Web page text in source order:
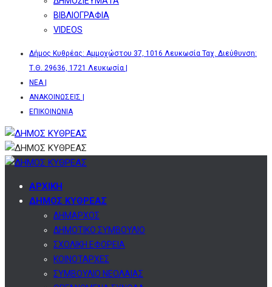
ΒΙΒΛΙΟΓΡΑΦΙΑ
VIDEOS
Δήμος Κυθρέας: Αμμοχώστου 37, 1016 Λευκωσία Ταχ. Διεύθυνση:
Τ.Θ. 29636, 1721 Λευκωσία |
ΝΕΑ |
ΑΝΑΚΟΙΝΩΣΕΙΣ |
ΕΠΙΚΟΙΝΩΝΙΑ
ΑΡΧΙΚΗ
ΔΗΜΟΣ ΚΥΘΡΕΑΣ
ΔΗΜΑΡΧΟΣ
ΔΗΜΟΤΙΚΟ ΣΥΜΒΟΥΛΙΟ
ΣΧΟΛΙΚΗ ΕΦΟΡΕΙΑ
ΚΟΙΝΟΤΑΡΧΕΣ
ΣΥΜΒΟΥΛΙΟ ΝΕΟΛΑΙΑΣ